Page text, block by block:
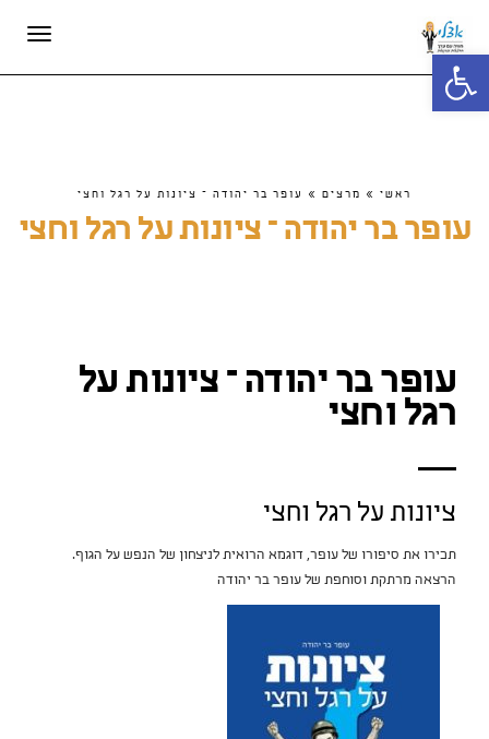
פתח סרגל נגישות
ראשי » מרצים » עופר בר יהודה – ציונות על רגל וחצי
עופר בר יהודה – ציונות על רגל וחצי
עופר בר יהודה – ציונות על
רגל וחצי
ציונות על רגל וחצי
תכירו את סיפורו של עופר, דוגמא הרואית לניצחון של הנפש על הגוף.
הרצאה מרתקת וסוחפת של עופר בר יהודה